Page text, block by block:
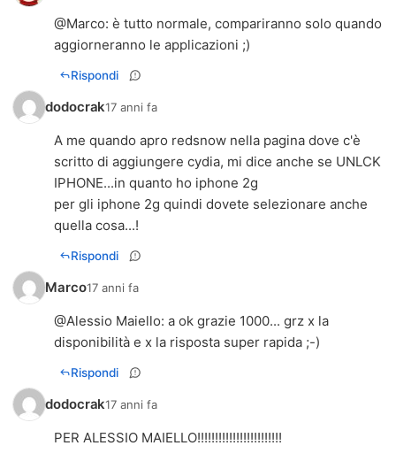
@Marco: è tutto normale, compariranno solo quando
aggiorneranno le applicazioni ;)
Rispondi
dodocrak17 anni fa
A me quando apro redsnow nella pagina dove c'è
scritto di aggiungere cydia, mi dice anche se UNLCK
IPHONE...in quanto ho iphone 2g
per gli iphone 2g quindi dovete selezionare anche
quella cosa...!
Rispondi
Marco17 anni fa
@Alessio Maiello: a ok grazie 1000... grz x la
disponibilità e x la risposta super rapida ;-)
Rispondi
dodocrak17 anni fa
PER ALESSIO MAIELLO!!!!!!!!!!!!!!!!!!!!!!!!